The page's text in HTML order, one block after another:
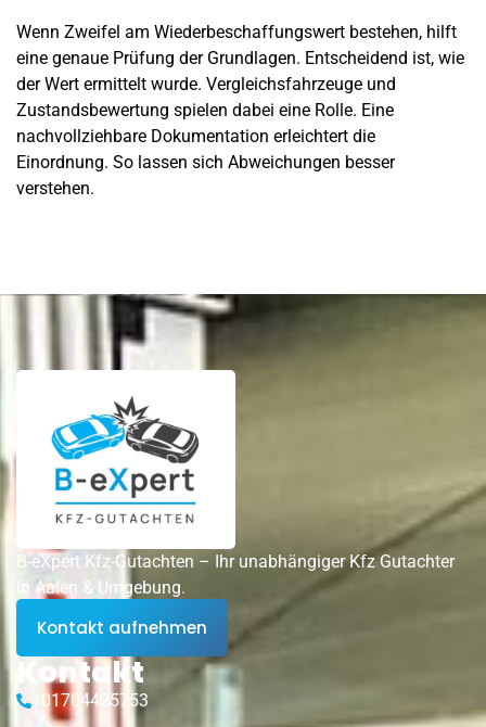
Wenn Zweifel am Wiederbeschaffungswert bestehen, hilft
eine genaue Prüfung der Grundlagen. Entscheidend ist, wie
der Wert ermittelt wurde. Vergleichsfahrzeuge und
Zustandsbewertung spielen dabei eine Rolle. Eine
nachvollziehbare Dokumentation erleichtert die
Einordnung. So lassen sich Abweichungen besser
verstehen.
B-eXpert Kfz-Gutachten – Ihr unabhängiger Kfz Gutachter
in Aalen & Umgebung.
Kontakt aufnehmen
Kontakt
01704425753